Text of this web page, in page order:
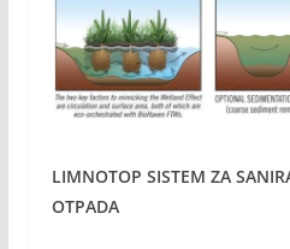
LIMNOTOP SISTEM ZA
OTPADA